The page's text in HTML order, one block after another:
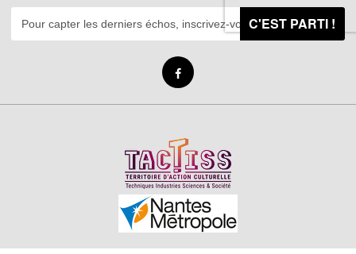
C'EST PARTI !